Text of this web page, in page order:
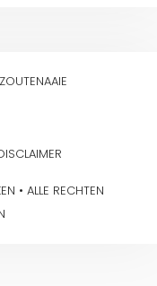
ZOUTENAAIE
• ALLE RECHTEN